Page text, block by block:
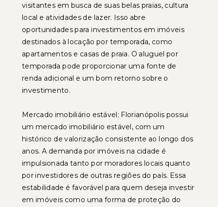
visitantes em busca de suas belas praias, cultura
local e atividades de lazer. Isso abre
oportunidades para investimentos em imóveis
destinados à locação por temporada, como
apartamentos e casas de praia. O aluguel por
temporada pode proporcionar uma fonte de
renda adicional e um bom retorno sobre o
investimento.
Mercado imobiliário estável: Florianópolis possui
um mercado imobiliário estável, com um
histórico de valorização consistente ao longo dos
anos. A demanda por imóveis na cidade é
impulsionada tanto por moradores locais quanto
por investidores de outras regiões do país. Essa
estabilidade é favorável para quem deseja investir
em imóveis como uma forma de proteção do